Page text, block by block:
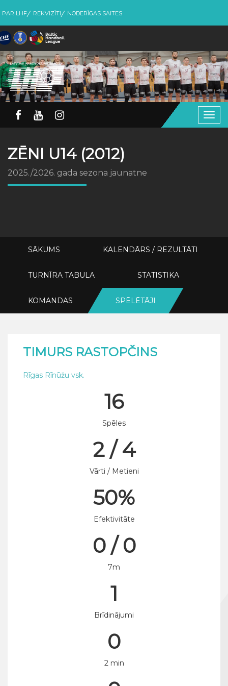
PAR LHF REKVIZĪTI NODERĪGAS SAITES
ZĒNI U14 (2012)
2025./2026. gada sezona jaunatne
SĀKUMS KALENDĀRS / REZULTĀTI
TURNĪRA TABULA STATISTIKA
KOMANDAS SPĒLĒTĀJI
TIMURS RASTOPČINS
Rīgas Rīnūžu vsk.
16
Spēles
2 / 4
Vārti / Metieni
50%
Efektivitāte
0 / 0
7m
1
Brīdinājumi
0
2 min